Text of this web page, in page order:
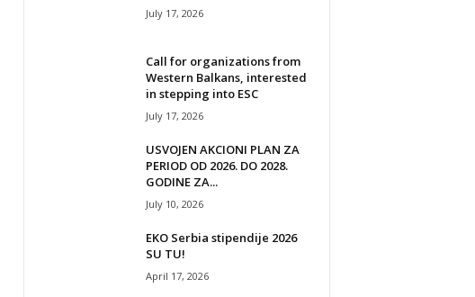
July 17, 2026
Call for organizations from
Western Balkans, interested
in stepping into ESC
July 17, 2026
USVOJEN AKCIONI PLAN ZA
PERIOD OD 2026. DO 2028.
GODINE ZA...
July 10, 2026
EKO Serbia stipendije 2026
SU TU!
April 17, 2026